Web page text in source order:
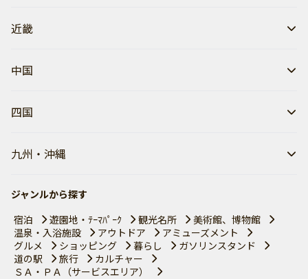
近畿
中国
四国
九州・沖縄
ジャンルから探す
宿泊
遊園地・ﾃｰﾏﾊﾟｰｸ 観光名所
美術館、博物館
温泉・入浴施設
アウトドア
アミューズメント
グルメ
ショッピング 暮らし
ガソリンスタンド
道の駅
旅行
カルチャー
ＳＡ・ＰＡ（サービスエリア）